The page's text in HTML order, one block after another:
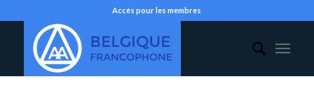
Accès pour les membres